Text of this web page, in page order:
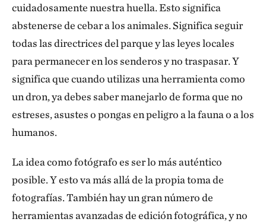
cuidadosamente nuestra huella. Esto significa
abstenerse de cebar a los animales. Significa seguir
todas las directrices del parque y las leyes locales
para permanecer en los senderos y no traspasar. Y
significa que cuando utilizas una herramienta como
un dron, ya debes saber manejarlo de forma que no
estreses, asustes o pongas en peligro a la fauna o a los
humanos.
La idea como fotógrafo es ser lo más auténtico
posible. Y esto va más allá de la propia toma de
fotografías. También hay un gran número de
herramientas avanzadas de edición fotográfica, y no